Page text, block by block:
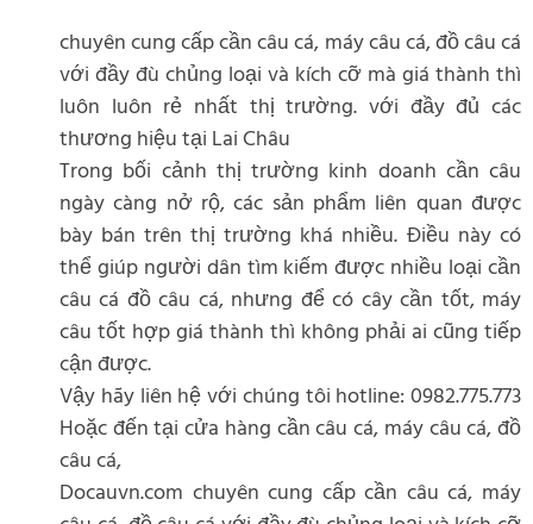
chuyên cung cấp cần câu cá, máy câu cá, đồ câu cá
với đầy đù chủng loại và kích cỡ mà giá thành thì
luôn luôn rẻ nhất thị trường. với đầy đủ các
thương hiệu tại Lai Châu
Trong bối cảnh thị trường kinh doanh cần câu
ngày càng nở rộ, các sản phẩm liên quan được
bày bán trên thị trường khá nhiều. Điều này có
thể giúp người dân tìm kiếm được nhiều loại cần
câu cá đồ câu cá, nhưng để có cây cần tốt, máy
câu tốt hợp giá thành thì không phải ai cũng tiếp
cận được.
Vậy hãy liên hệ với chúng tôi hotline: 0982.775.773
Hoặc đến tại cửa hàng cần câu cá, máy câu cá, đồ
câu cá,
Docauvn.com chuyên cung cấp cần câu cá, máy